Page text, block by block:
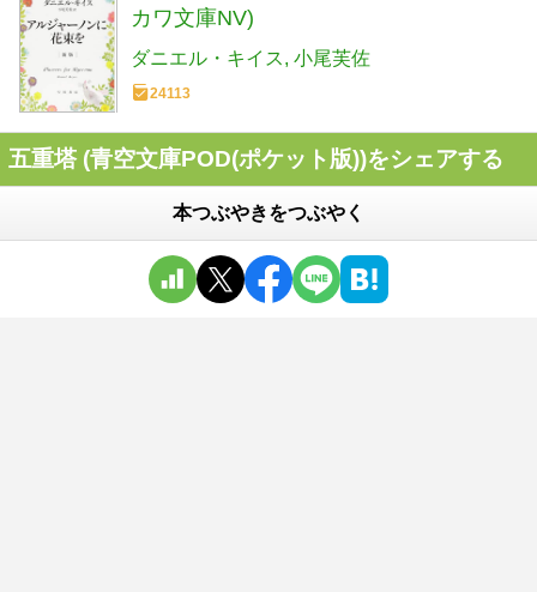
カワ文庫NV)
ダニエル・キイス 小尾芙佐
24113
五重塔 (青空文庫POD(ポケット版))をシェアする
本つぶやきをつぶやく